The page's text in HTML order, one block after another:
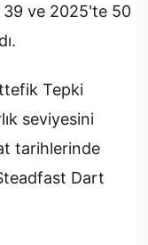
ve 2025'te 50
Tepki
seviyesini
tarihlerinde
Dart